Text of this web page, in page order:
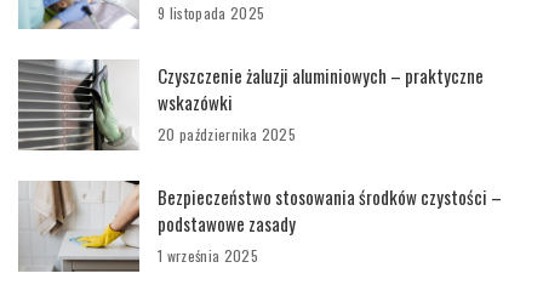
9 listopada 2025
Czyszczenie żaluzji aluminiowych – praktyczne
wskazówki
20 października 2025
Bezpieczeństwo stosowania środków czystości –
podstawowe zasady
1 września 2025